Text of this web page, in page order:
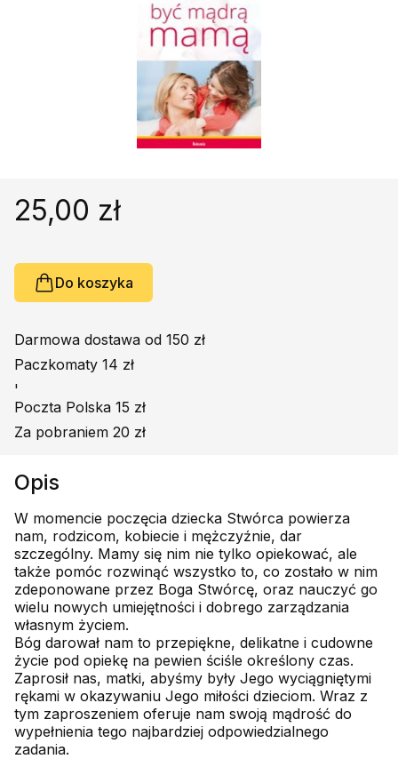
Poradniki, leksykony...
Podręczniki szkolne
Promocja
25,00 zł
Do koszyka
Darmowa dostawa od 150 zł
Paczkomaty 14 zł
'
Poczta Polska 15 zł
Za pobraniem 20 zł
Opis
W momencie poczęcia dziecka Stwórca powierza
nam, rodzicom, kobiecie i mężczyźnie, dar
szczególny. Mamy się nim nie tylko opiekować, ale
także pomóc rozwinąć wszystko to, co zostało w nim
zdeponowane przez Boga Stwórcę, oraz nauczyć go
wielu nowych umiejętności i dobrego zarządzania
własnym życiem.
Bóg darował nam to przepiękne, delikatne i cudowne
życie pod opiekę na pewien ściśle określony czas.
Zaprosił nas, matki, abyśmy były Jego wyciągniętymi
rękami w okazywaniu Jego miłości dzieciom. Wraz z
tym zaproszeniem oferuje nam swoją mądrość do
wypełnienia tego najbardziej odpowiedzialnego
zadania.